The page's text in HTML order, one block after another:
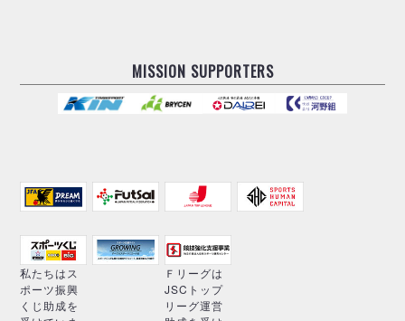
MISSION SUPPORTERS
私たちはス
ポーツ振興
くじ助成を
Ｆリーグは
JSCトップ
リーグ運営